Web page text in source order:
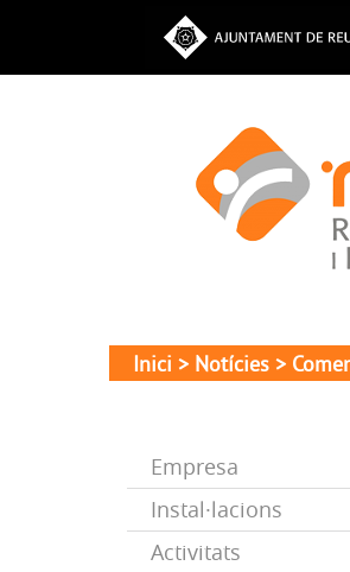
Inici > Notícies >
Empresa
Instal·lacions
Activitats